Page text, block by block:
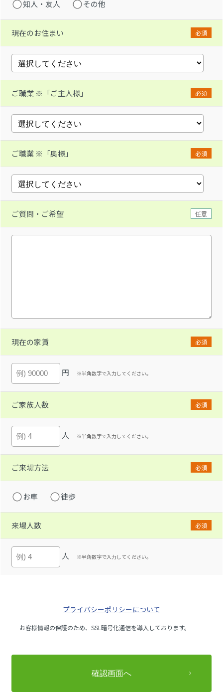
知人・友人
その他
現在のお住まい 必須
ご職業 ※「ご主人様」 必須
ご職業 ※「奥様」 必須
ご質問・ご希望 任意
現在の家賃 必須
円 ※半角数字で入力してください。
ご家族人数 必須
人 ※半角数字で入力してください。
ご来場方法 必須
お車 徒歩
来場人数 必須
人 ※半角数字で入力してください。
プライバシーポリシーについて
お客様情報の保護のため、SSL暗号化通信を導入しております。